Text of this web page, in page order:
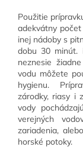
Použitie
adekvátny
inej nádoby s
dobu 30 minút.
neznesie
vodu môžete
hygienu.
zárodky, riasy i
vody
verejných
zariadenia,
horské potoky.